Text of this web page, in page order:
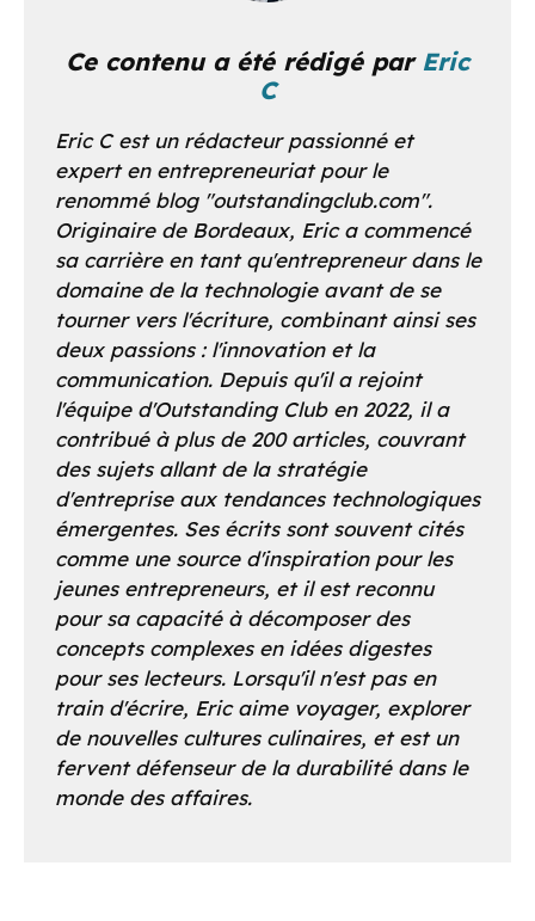
Ce contenu a été rédigé par Eric
C
Eric C est un rédacteur passionné et
expert en entrepreneuriat pour le
renommé blog "outstandingclub.com".
Originaire de Bordeaux, Eric a commencé
sa carrière en tant qu'entrepreneur dans le
domaine de la technologie avant de se
tourner vers l'écriture, combinant ainsi ses
deux passions : l'innovation et la
communication. Depuis qu'il a rejoint
l'équipe d'Outstanding Club en 2022, il a
contribué à plus de 200 articles, couvrant
des sujets allant de la stratégie
d'entreprise aux tendances technologiques
émergentes. Ses écrits sont souvent cités
comme une source d'inspiration pour les
jeunes entrepreneurs, et il est reconnu
pour sa capacité à décomposer des
concepts complexes en idées digestes
pour ses lecteurs. Lorsqu'il n'est pas en
train d'écrire, Eric aime voyager, explorer
de nouvelles cultures culinaires, et est un
fervent défenseur de la durabilité dans le
monde des affaires.